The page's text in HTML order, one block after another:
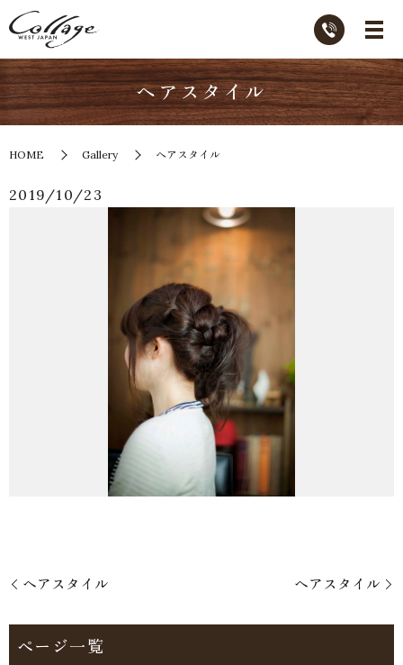
ヘアスタイル
HOME Gallery ヘアスタイル
2019/10/23
ヘアスタイル ヘアスタイル